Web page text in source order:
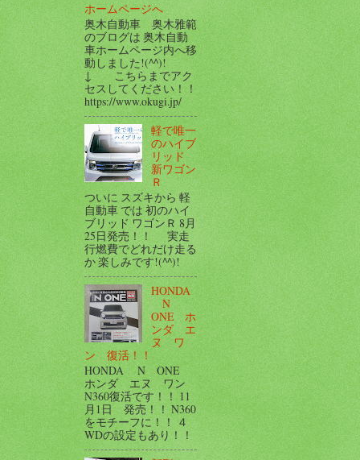
ホームページへ
奥木自動車 奥木雅範
のブログは 奥木自動
車ホームページ内へ移
動しました!(^^)!
↓ こちらまでアク
セスしてください！！
https://www.okugi.jp/
軽で唯一
のハイブ
リッド
新ワゴン
Ｒ
ついに スズキから 軽
自動車 では 初のハイ
ブリッド ワゴンＲ 8月
25日発売！！ 実走
行燃費でどれだけ走る
か 楽しみです!(^^)!
HONDA
N
ONE ホ
ンダ エ
ヌ ワ
ン 復活！！
HONDA N ONE
ホンダ エヌ ワン
N360復活です！！ 11
月1日 発売！！ N360
をモチーフに！！ ４
WDの設定もあり！！